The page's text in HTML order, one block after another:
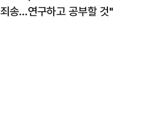
죄송…연구하고 공부할 것"